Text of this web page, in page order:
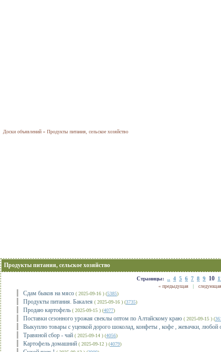
Доски объявлений » Продукты питания, сельское хозяйство
Продукты питания, сельское хозяйство
Страницы: .. 4 5 6 7 8 9 10
« предыдущая|
Сдам быков на мясо ( 2025-09-16 ) (5385)
Продукты питания. Бакалея ( 2025-09-16 ) (3735)
Продаю картофель ( 2025-09-15 ) (4077)
Поставки сезонного урожая свеклы оптом по Алтайскому краю ( 2025-09-15 ) (
Выкуплю товары с уценкой дорого шоколад, конфеты , кофе , жевачки, любой
Травяной сбор - чай ( 2025-09-14 ) (4056)
Картофель домашний ( 2025-09-12 ) (4079)